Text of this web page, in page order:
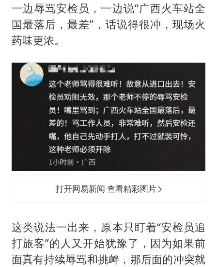
一边辱骂安检员，一边说“广西火车站全
国最落后，最差”，话说得很冲，现场火
药味更浓。
打开网易新闻 查看精彩图片
这类说法一出来，原本只盯着“安检员追
打旅客”的人又开始犹豫了，因为如果前
面真有持续辱骂和挑衅，那后面的冲突就